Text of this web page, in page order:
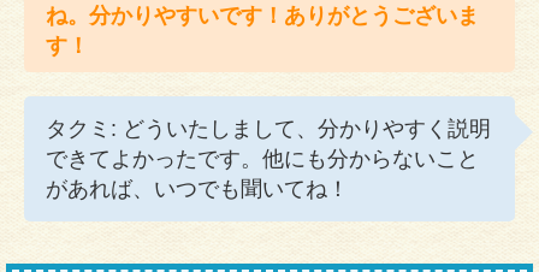
ね。分かりやすいです！ありがとうございま
す！
タクミ: どういたしまして、分かりやすく説明
できてよかったです。他にも分からないこと
があれば、いつでも聞いてね！